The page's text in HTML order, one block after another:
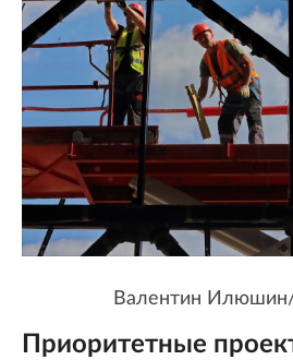
Валентин
Приоритетные